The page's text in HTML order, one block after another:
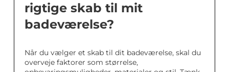
rigtige skab til mit
badeværelse?
Når du vælger et skab til dit badeværelse, skal du
overveje faktorer som størrelse,